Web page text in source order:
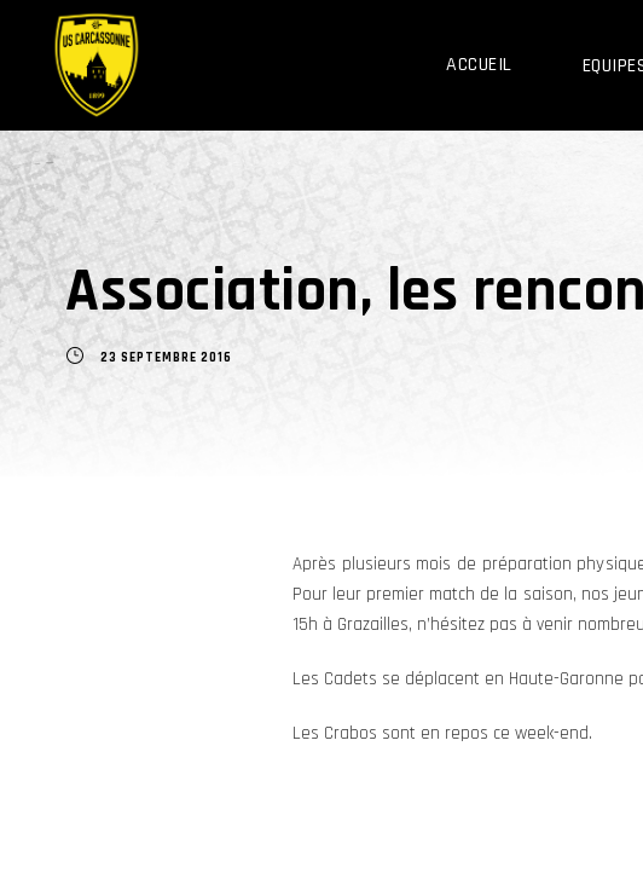
ACCUEIL
Association, les
23 SEPTEMBRE 2016
Après plusieurs mois de préparation
Pour leur premier match de la saison, nos
15h à Grazailles, n’hésitez pas à venir
Les Cadets se déplacent en Haute-Garonne
Les Crabos sont en repos ce week-end.